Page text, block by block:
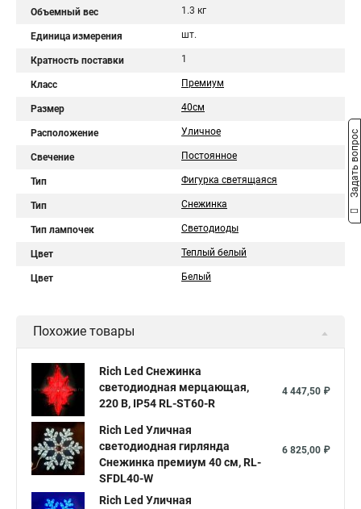
Объемный вес 1.3 кг
Единица измерения шт.
Кратность поставки 1
Класс Премиум
Размер 40см
Расположение Уличное
Свечение Постоянное
Тип Фигурка светящаяся
Тип Снежинка
Тип лампочек Светодиоды
Цвет Теплый белый
Цвет Белый
Похожие товары
Rich Led Снежинка
светодиодная мерцающая,
220 B, IP54 RL-ST60-R
4 447,50 ₽
Rich Led Уличная
светодиодная гирлянда
Снежинка премиум 40 см, RL-
SFDL40-W
6 825,00 ₽
Rich Led Уличная
Задать вопрос